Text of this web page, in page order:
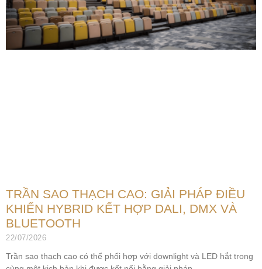
TRẦN SAO THẠCH CAO: GIẢI PHÁP ĐIỀU
KHIỂN HYBRID KẾT HỢP DALI, DMX VÀ
BLUETOOTH
22/07/2026
Trần sao thạch cao có thể phối hợp với downlight và LED hắt trong